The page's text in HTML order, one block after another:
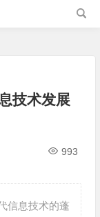
技术发展
993
信息技术的蓬